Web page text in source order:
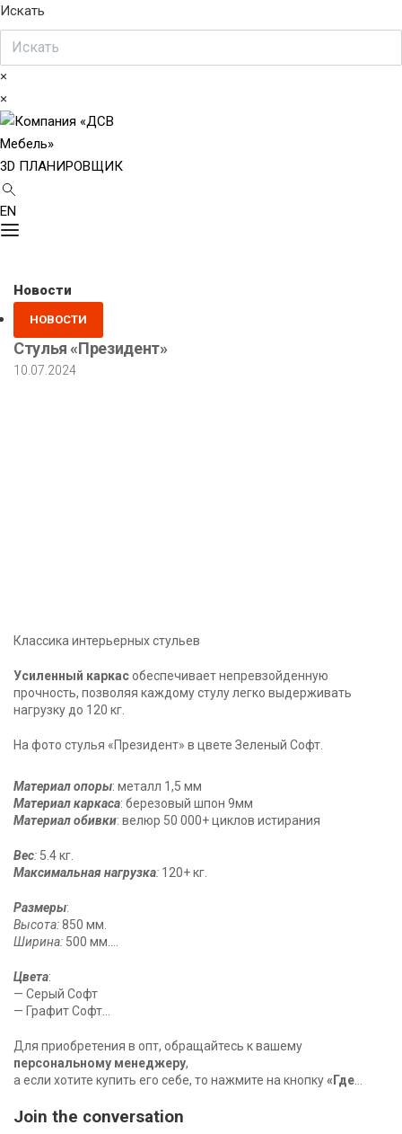
Искать
×
×
3D ПЛАНИРОВЩИК
EN
Новости
Posted
in
НОВОСТИ
Стулья «Президент»
10.07.2024
Классика интерьерных стульев
Усиленный каркасобеспечивает непревзойденную
прочность, позволяя каждому стулу легко выдерживать
нагрузку до 120 кг.
На фото стулья «Президент» в цвете Зеленый Софт.
Материал опоры: металл 1,5 мм
Материал каркаса: березовый шпон 9мм
Материал обивки: велюр 50 000+ циклов истирания
Вес: 5.4 кг.
Максимальная нагрузка: 120+ кг.
Размеры:
Высота:850 мм.
Ширина: 500 мм.
Цвета:
— Серый Софт
— Графит Софт
— Синий Софт
— Шоколад
— Океан
Для приобретения в опт, обращайтесь к вашему
персональному менеджеру,
а если хотите купить его себе, то нажмите на кнопку«Где
Join the conversation